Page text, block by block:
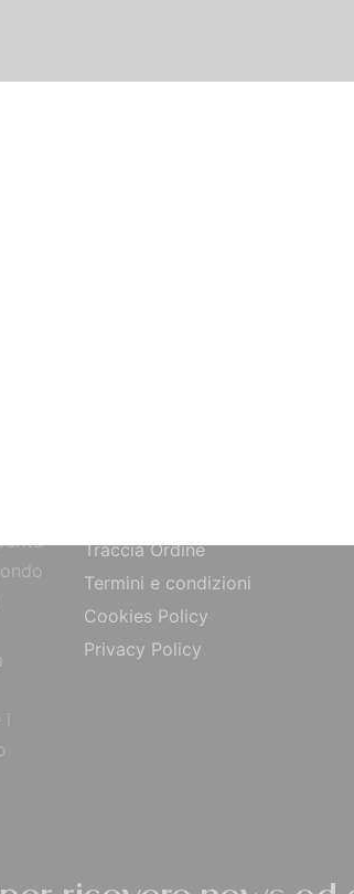
Traccia Ordine
Termini e condizioni
Cookies Policy
Privacy Policy